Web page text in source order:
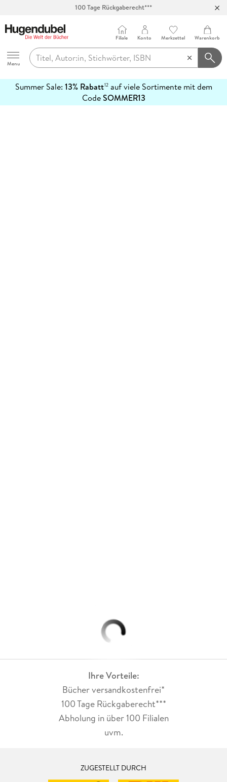
100 Tage Rückgaberecht***
Hugendubel
Menu
Filiale Konto Merkzettel Warenkorb
Summer Sale: 13% Rabatt12auf viele Sortimente mit dem
CodeSOMMER13
erfahren
Ihre Vorteile:
Bücher versandkostenfrei*
100 Tage Rückgaberecht***
Abholung in über 100 Filialen
uvm.
ZUGESTELLT DURCH